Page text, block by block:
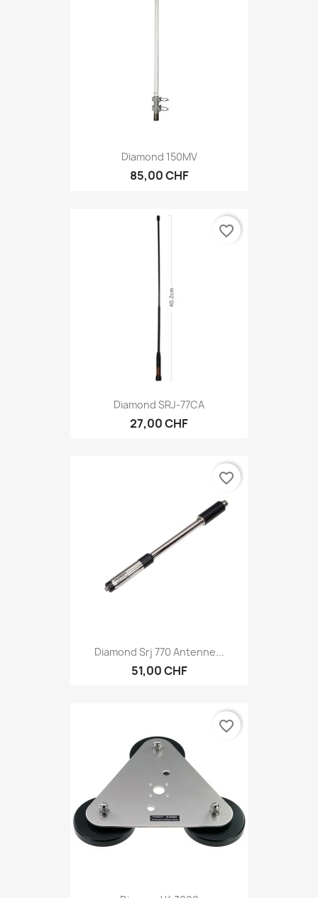
Diamond 150MV
85,00 CHF
Diamond SRJ-77CA
27,00 CHF
favorite_border
Diamond Srj 770 Antenne...
51,00 CHF
favorite_border
favorite_border